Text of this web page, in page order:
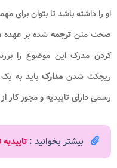
او را داشته باشد تا بتوان برای
صحت متن ترجمه شده بر عهده
کردن مدرک این موضوع را
ریجکت شدن مدارکباید به
رسمی دارای تاییدیه و مجوز کار
بیشتر بخوانید :